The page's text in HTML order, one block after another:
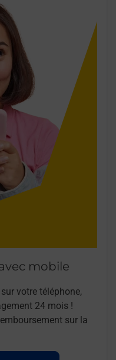
mobile
votre téléphone,
24 mois !
sur la